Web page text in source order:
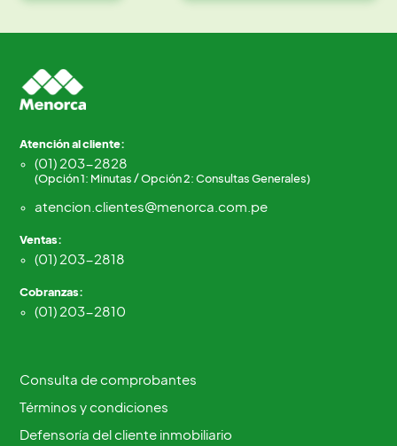
Atención al cliente:
(01) 203-2828
(Opción 1: Minutas / Opción 2: Consultas Generales)
atencion.clientes@menorca.com.pe
Ventas:
(01) 203-2818
Cobranzas:
(01) 203-2810
Consulta de comprobantes
Términos y condiciones
Defensoría del cliente inmobiliario